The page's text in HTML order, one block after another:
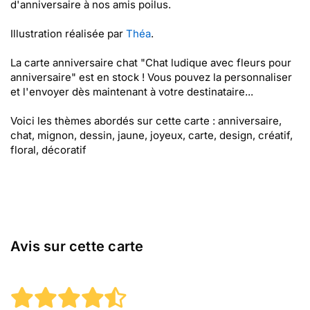
d'anniversaire à nos amis poilus.
Illustration réalisée par Théa.
La carte anniversaire chat "Chat ludique avec fleurs pour
anniversaire" est en stock ! Vous pouvez la personnaliser
et l'envoyer dès maintenant à votre destinataire...
Voici les thèmes abordés sur cette carte : anniversaire,
chat, mignon, dessin, jaune, joyeux, carte, design, créatif,
floral, décoratif
Avis sur cette carte